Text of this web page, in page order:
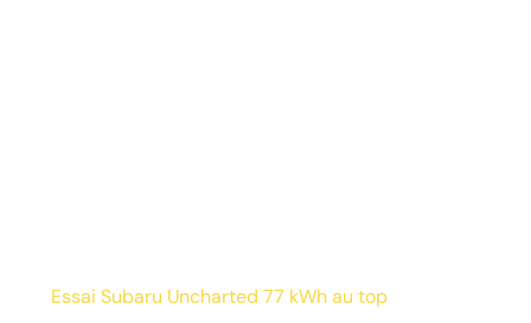
Essai Subaru Uncharted 77 kWh au top